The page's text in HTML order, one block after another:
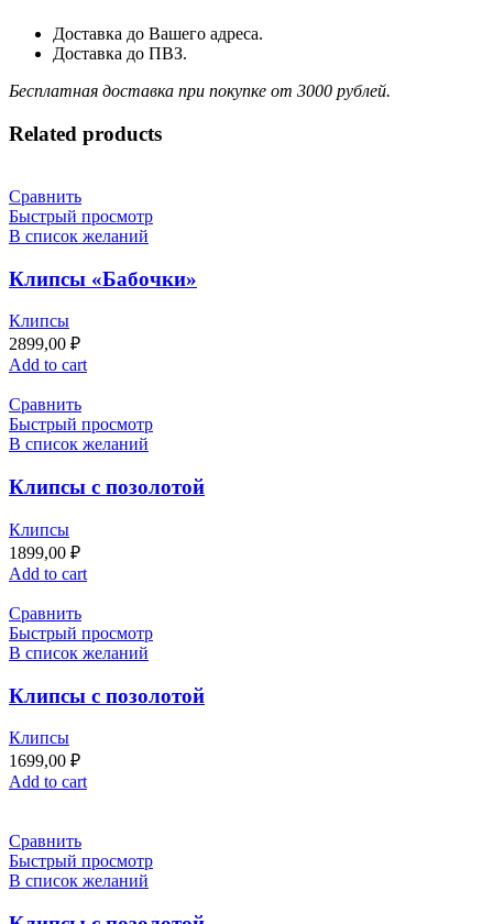
Доставка до Вашего адреса.
Доставка до ПВЗ.
Бесплатная доставка при покупке от 3000 рублей.
Related products
Сравнить
Быстрый просмотр
В список желаний
Клипсы «Бабочки»
Клипсы
2899,00 ₽
Add to cart
Сравнить
Быстрый просмотр
В список желаний
Клипсы с позолотой
Клипсы
1899,00 ₽
Add to cart
Сравнить
Быстрый просмотр
В список желаний
Клипсы с позолотой
Клипсы
1699,00 ₽
Add to cart
Сравнить
Быстрый просмотр
В список желаний